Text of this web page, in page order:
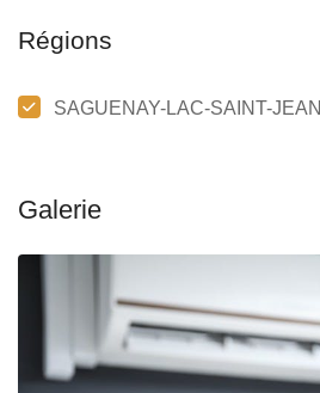
Régions
SAGUENAY-LAC-SAINT-JEAN